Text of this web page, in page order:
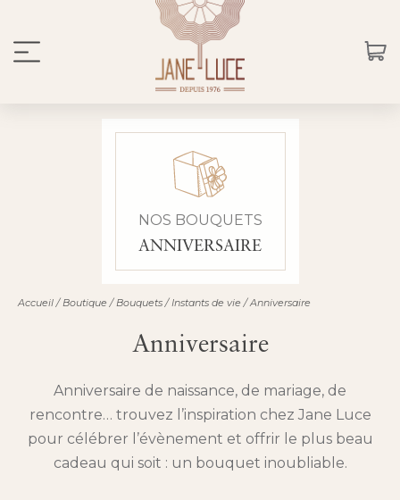
NOS BOUQUETS
ANNIVERSAIRE
Accueil/Boutique /Bouquets/Instants de vie /Anniversaire
Anniversaire
Anniversaire de naissance, de mariage, de
rencontre… trouvez l’inspiration chez Jane Luce
pour célébrer l’évènement et offrir le plus beau
cadeau qui soit : un bouquet inoubliable.